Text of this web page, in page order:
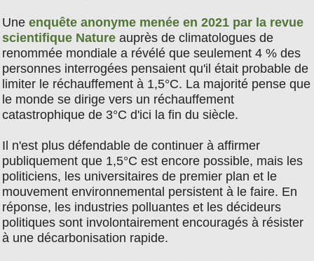
Une enquête anonyme menée en 2021 par la revue
scientifique Nature auprès de climatologues de
renommée mondiale a révélé que seulement 4 % des
personnes interrogées pensaient qu'il était probable de
limiter le réchauffement à 1,5°C. La majorité pense que
le monde se dirige vers un réchauffement
catastrophique de 3°C d'ici la fin du siècle.
Il n'est plus défendable de continuer à affirmer
publiquement que 1,5°C est encore possible, mais les
politiciens, les universitaires de premier plan et le
mouvement environnemental persistent à le faire. En
réponse, les industries polluantes et les décideurs
politiques sont involontairement encouragés à résister
à une décarbonisation rapide.